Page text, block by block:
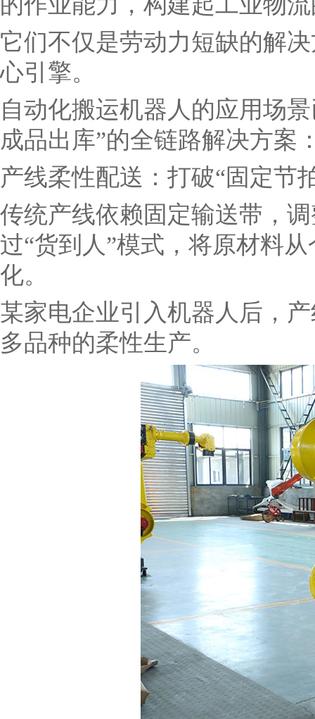
它们不仅是劳动力短缺的解
心引擎。
自动化搬运机器人的应用场
成品出库”的全链路解决方案
产线柔性配送：打破“固定节
传统产线依赖固定输送带，
过“货到人”模式，将原材料
化。
某家电企业引入机器人后，
多品种的柔性生产。